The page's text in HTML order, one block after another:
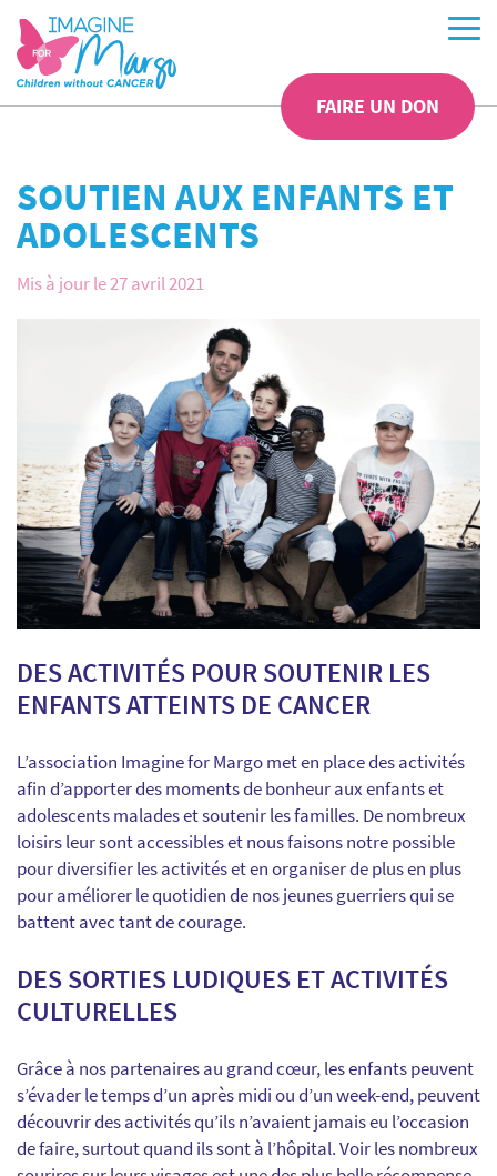
FAIRE UN DON
SOUTIEN AUX ENFANTS ET
ADOLESCENTS
Mis à jour le 27 avril 2021
DES ACTIVITÉS POUR SOUTENIR LES
ENFANTS ATTEINTS DE CANCER
L’association Imagine for Margo met en place des activités
afin d’apporter des moments de bonheur aux enfants et
adolescents malades et soutenir les familles. De nombreux
loisirs leur sont accessibles et nous faisons notre possible
pour diversifier les activités et en organiser de plus en plus
pour améliorer le quotidien de nos jeunes guerriers qui se
battent avec tant de courage.
DES SORTIES LUDIQUES ET ACTIVITÉS
CULTURELLES
Grâce à nos partenaires au grand cœur, les enfants peuvent
s’évader le temps d’un après midi ou d’un week-end, peuvent
découvrir des activités qu’ils n’avaient jamais eu l’occasion
de faire, surtout quand ils sont à l’hôpital. Voir les nombreux